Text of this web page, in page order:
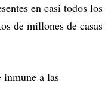
en casi todos los
de millones de casas
inmune a las